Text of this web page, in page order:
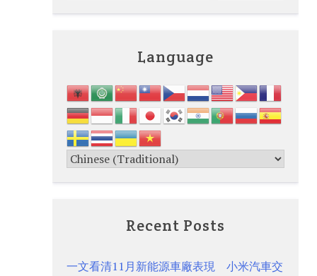
Language
Recent Posts
一文看清11月新能源車廠表現 小米汽車交